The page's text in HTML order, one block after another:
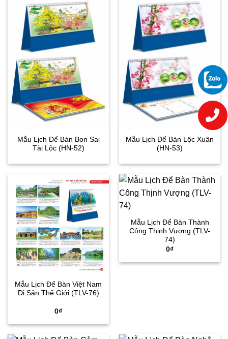
Mẫu Lịch Để Bàn Bon Sai
Tài Lộc (HN-52)
Mẫu Lịch Để Bàn Lộc Xuân
(HN-53)
Mẫu Lịch Để Bàn Việt Nam
Di Sản Thế Giới (TLV-76)
0₫
Mẫu Lịch Để Bàn Thành
Công Thịnh Vượng (TLV-
74)
0₫